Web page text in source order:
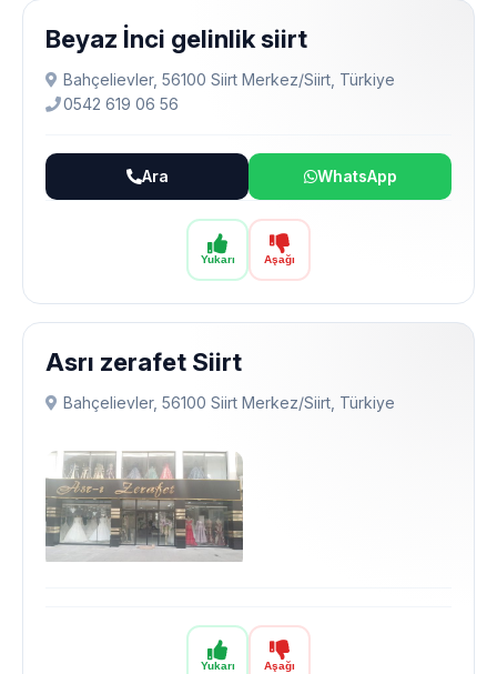
Yukarı Aşağı
Beyaz İnci gelinlik siirt
Bahçelievler, 56100 Siirt Merkez/Siirt, Türkiye
0542 619 06 56
Ara WhatsApp
Yukarı Aşağı
Asrı zerafet Siirt
Bahçelievler, 56100 Siirt Merkez/Siirt, Türkiye